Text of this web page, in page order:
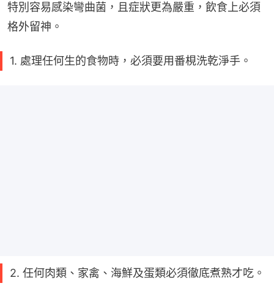
特別容易感染彎曲菌，且症狀更為嚴重，飲食上必須
格外留神。
1. 處理任何生的食物時，必須要用番梘洗乾淨手。
2. 任何肉類、家禽、海鮮及蛋類必須徹底煮熟才吃。